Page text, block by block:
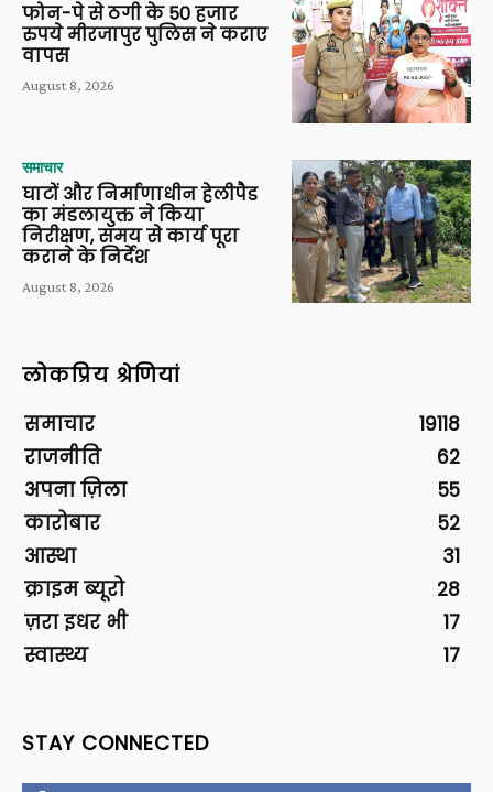
फोन-पे से ठगी के 50 हजार
रुपये मीरजापुर पुलिस ने कराए
वापस
August 8, 2026
समाचार
घाटों और निर्माणाधीन हेलीपैड
का मंडलायुक्त ने किया
निरीक्षण, समय से कार्य पूरा
कराने के निर्देश
August 8, 2026
लोकप्रिय श्रेणियां
समाचार
19118
राजनीति
62
अपना ज़िला
55
कारोबार
52
आस्था
31
क्राइम ब्यूरो
28
ज़रा इधर भी
17
स्वास्थ्य
17
STAY CONNECTED